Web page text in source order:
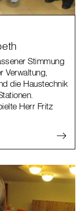
Stimmung
Verwaltung,
die Haustechnik
Herr Fritz